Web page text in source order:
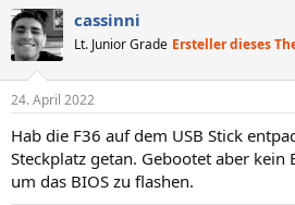
k
t
i
e
:
cassinni
Lt. Junior Grade Ersteller dieses
24. April 2022
Hab die F36 auf dem USB Stick
Steckplatz getan. Gebootet aber
um das BIOS zu flashen.